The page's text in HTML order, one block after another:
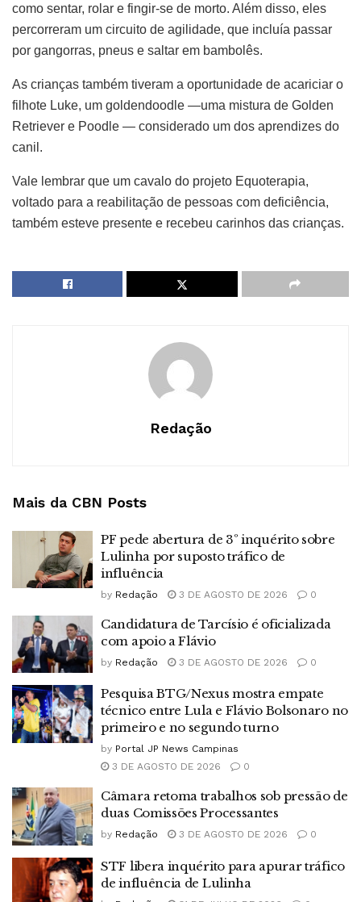
como sentar, rolar e fingir-se de morto. Além disso, eles
percorreram um circuito de agilidade, que incluía passar
por gangorras, pneus e saltar em bambolês.
As crianças também tiveram a oportunidade de acariciar o
filhote Luke, um goldendoodle —uma mistura de Golden
Retriever e Poodle — considerado um dos aprendizes do
canil.
Vale lembrar que um cavalo do projeto Equoterapia,
voltado para a reabilitação de pessoas com deficiência,
também esteve presente e recebeu carinhos das crianças.
Redação
Mais da CBN Posts
PF pede abertura de 3º inquérito sobre
Lulinha por suposto tráfico de
influência
by Redação 3 DE AGOSTO DE 2026 0
Candidatura de Tarcísio é oficializada
com apoio a Flávio
by Redação 3 DE AGOSTO DE 2026 0
Pesquisa BTG/Nexus mostra empate
técnico entre Lula e Flávio Bolsonaro no
primeiro e no segundo turno
by Portal JP News Campinas
3 DE AGOSTO DE 2026
0
Câmara retoma trabalhos sob pressão de
duas Comissões Processantes
by Redação 3 DE AGOSTO DE 2026 0
STF libera inquérito para apurar tráfico
de influência de Lulinha